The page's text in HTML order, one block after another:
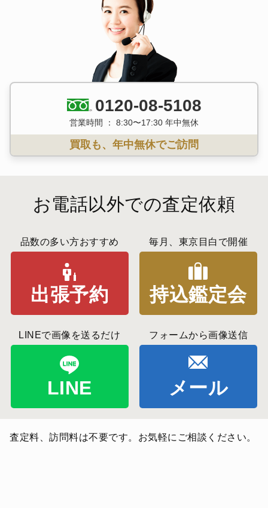
0120-08-5108
営業時間 ： 8:30〜17:30 年中無休
買取も、年中無休でご訪問
お電話以外での査定依頼
品数の多い方おすすめ
出張予約
毎月、東京目白で開催
持込鑑定会
LINEで画像を送るだけ
LINE
フォームから画像送信
メール
査定料、訪問料は不要です。お気軽にご相談ください。